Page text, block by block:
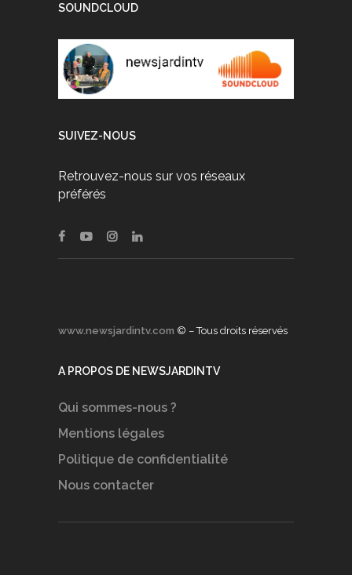
SOUNDCLOUD
SUIVEZ-NOUS
Retrouvez-nous sur vos réseaux
préférés
www.newsjardintv.com © – Tous droits réservés
A PROPOS DE NEWSJARDINTV
Qui sommes-nous ?
Mentions légales
Politique de confidentialité
Nous contacter